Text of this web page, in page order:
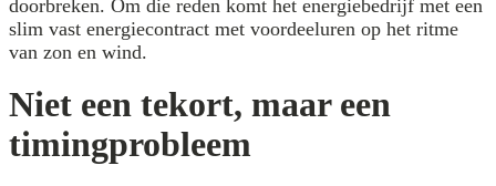
doorbreken. Om die reden komt het energiebedrijf met een
slim vast energiecontract met voordeeluren op het ritme
van zon en wind.
Niet een tekort, maar een
timingprobleem